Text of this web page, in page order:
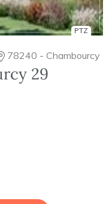
PTZ
78240 - Chambourcy
29